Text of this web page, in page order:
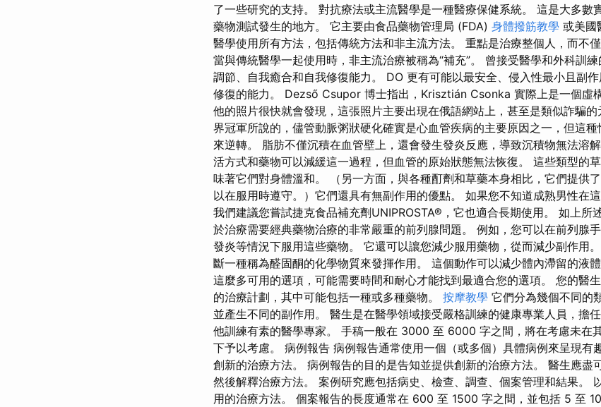
了一些研究的支持。 對抗療法或主流醫學是一種醫療保健系統。 這是大多數
藥物測試發生的地方。 它主要由食品藥物管理局 (FDA) 身體撥筋教學 或美國
醫學使用所有方法，包括傳統方法和非主流方法。 重點是治療整個人，而不僅
當與傳統醫學一起使用時，非主流治療被稱為“補充”。 曾接受醫學和外科訓
調節、自我癒合和自我修復能力。 DO 更有可能以最安全、侵入性最小且副
修復的能力。 Dezső Csupor 博士指出，Krisztián Csonka 實際上是一個虛
他的照片很快就會發現，這張照片主要出現在俄語網站上，甚至是類似詐騙
界冠軍所說的，儘管動脈粥狀硬化確實是心血管疾病的主要原因之一，但這
來逆轉。 脂肪不僅沉積在血管壁上，還會發生發炎反應，導致沉積物無法溶解
活方式和藥物可以減緩這一過程，但血管的原始狀態無法恢復。 這些類型的
味著它們對身體溫和。 （另一方面，與各種酊劑和草藥本身相比，它們提供
以在服用時遵守。）它們還具有無副作用的優點。 如果您不知道成熟男性在
我們建議您嘗試捷克食品補充劑UNIPROSTA®，它也適合長期使用。 如上所
於治療需要經典藥物治療的非常嚴重的前列腺問題。 例如，您可以在前列腺
發炎等情況下服用這些藥物。 它還可以讓您減少服用藥物，從而減少副作用
斷一種稱為醛固酮的化學物質來發揮作用。 這個動作可以減少體內滯留的液
這麼多可用的選項，可能需要時間和耐心才能找到最適合您的選項。 您的醫
的治療計劃，其中可能包括一種或多種藥物。 按摩教學 它們分為幾個不同的
並產生不同的副作用。 醫生是在醫學領域接受嚴格訓練的健康專業人員，擔
他訓練有素的醫學專家。 手稿一般在 3000 至 6000 字之間，將在考慮未在
下予以考慮。 病例報告 病例報告通常使用一個（或多個）具體病例來呈現有
創新的治療方法。 病例報告的目的是告知並提供創新的治療方法。 醫生應盡
然後解釋治療方法。 案例研究應包括病史、檢查、調查、個案管理和結果。
用的治療方法。 個案報告的長度通常在 600 至 1500 字之間，並包括 5 至